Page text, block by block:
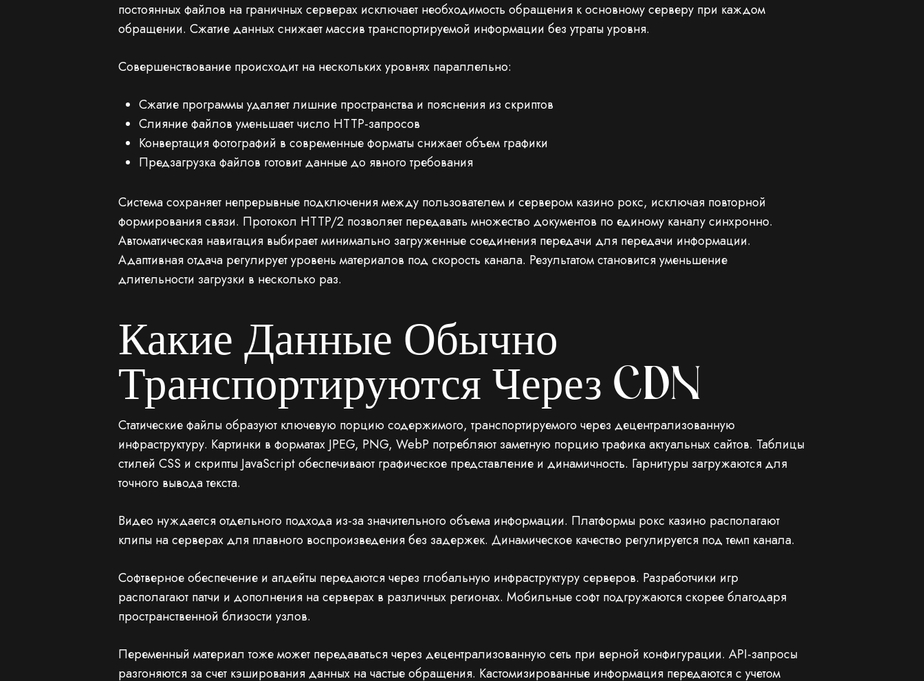
постоянных файлов на граничных серверах исключает необходимость обращения к основному серверу при каждом
обращении. Сжатие данных снижает массив транспортируемой информации без утраты уровня.
Совершенствование происходит на нескольких уровнях параллельно:
Сжатие программы удаляет лишние пространства и пояснения из скриптов
Слияние файлов уменьшает число HTTP-запросов
Конвертация фотографий в современные форматы снижает объем графики
Предзагрузка файлов готовит данные до явного требования
Система сохраняет непрерывные подключения между пользователем и сервером казино рокс, исключая повторной
формирования связи. Протокол HTTP/2 позволяет передавать множество документов по единому каналу синхронно.
Автоматическая навигация выбирает минимально загруженные соединения передачи для передачи информации.
Адаптивная отдача регулирует уровень материалов под скорость канала. Результатом становится уменьшение
длительности загрузки в несколько раз.
Какие Данные Обычно
Транспортируются Через CDN
Статические файлы образуют ключевую порцию содержимого, транспортируемого через децентрализованную
инфраструктуру. Картинки в форматах JPEG, PNG, WebP потребляют заметную порцию трафика актуальных сайтов. Таблицы
стилей CSS и скрипты JavaScript обеспечивают графическое представление и динамичность. Гарнитуры загружаются для
точного вывода текста.
Видео нуждается отдельного подхода из-за значительного объема информации. Платформы рокс казино располагают
клипы на серверах для плавного воспроизведения без задержек. Динамическое качество регулируется под темп канала.
Софтверное обеспечение и апдейты передаются через глобальную инфраструктуру серверов. Разработчики игр
располагают патчи и дополнения на серверах в различных регионах. Мобильные софт подгружаются скорее благодаря
пространственной близости узлов.
Переменный материал тоже может передаваться через децентрализованную сеть при верной конфигурации. API-запросы
разгоняются за счет кэширования данных на частые обращения. Кастомизированные информация передаются с учетом